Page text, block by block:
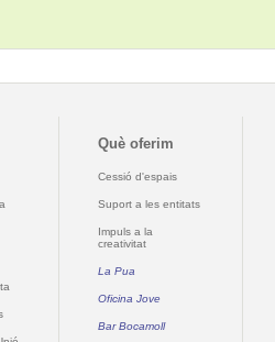
Què oferim
Cessió d'espais
Suport a les entitats
Impuls a la
creativitat
La Pua
Oficina Jove
Bar Bocamoll